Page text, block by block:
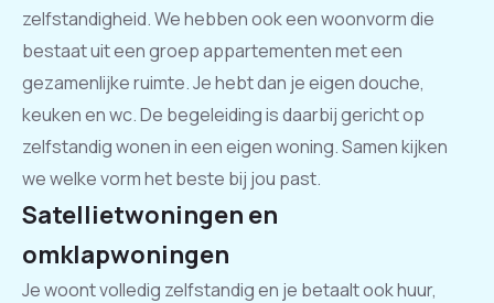
zelfstandigheid. We hebben ook een woonvorm die
bestaat uit een groep appartementen met een
gezamenlijke ruimte. Je hebt dan je eigen douche,
keuken en wc. De begeleiding is daarbij gericht op
zelfstandig wonen in een eigen woning. Samen kijken
we welke vorm het beste bij jou past.
Satellietwoningen en
omklapwoningen
Je woont volledig zelfstandig en je betaalt ook huur,